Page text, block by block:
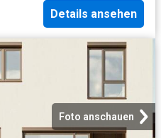
Details ansehen
Foto anschauen